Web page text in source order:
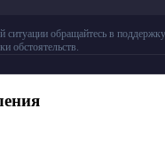
ситуации обращайтесь в
обстоятельств.